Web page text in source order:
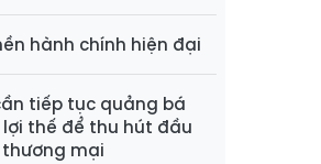
hành chính hiện đại
tiếp tục quảng bá
thế để thu hút đầu
thương mại